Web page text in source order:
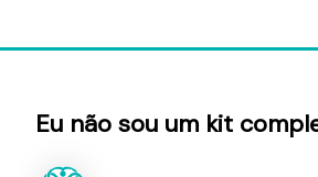
Eu não sou um kit